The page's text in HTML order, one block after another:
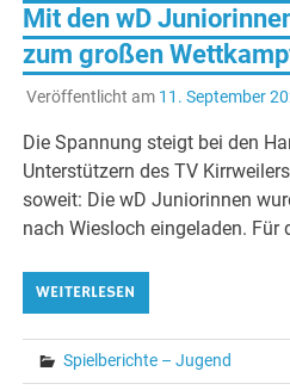
Mit den wD
zum großen
Veröffentlicht am 11. September
Die Spannung steigt bei den
Unterstützern des TV
soweit: Die wD Juniorinnen
nach Wiesloch eingeladen. Für
WEITERLESEN
Spielberichte – Jugend